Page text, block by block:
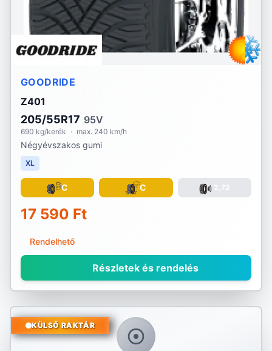
GOODRIDE
Z401
205/55R17 95V
690 kg/kerék · max. 240 km/h
Négyévszakos gumi
XL
C C 2,72
17 590 Ft
Rendelhető
Részletek és rendelés
KÜLSŐ RAKTÁR